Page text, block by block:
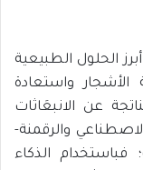
الحلول الطبيعية
واستعادة
عن الانبعَاثات
والرقمنة-
الذكاء